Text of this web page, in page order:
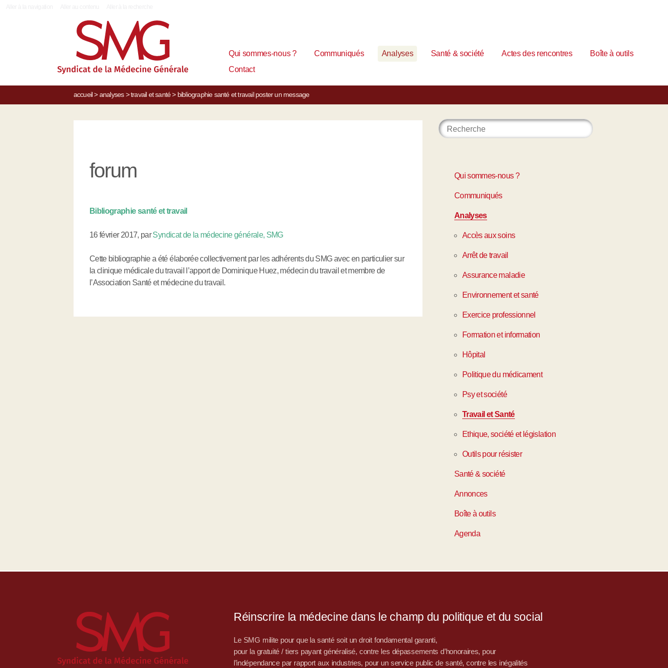
Qui sommes-nous ? Communiqués Analyses Santé & société Actes des rencontres
Boîte à outils
Contact
accueil> analyses> travail et santé> bibliographie santé et travail poster un message
forum
Bibliographie santé et travail
16 février 2017, parSyndicat de la médecine générale, SMG
Cette bibliographie a été élaborée collectivement par les adhérents du SMG avec en particulier sur
la clinique médicale du travail l’apport de Dominique Huez, médecin du travail et membre de
l’Association Santé et médecine du travail.
Qui sommes-nous ?
Communiqués
Analyses
Accès aux soins
Arrêt de travail
Assurance maladie
Environnement et santé
Exercice professionnel
Formation et information
Hôpital
Politique du médicament
Psy et société
Travail et Santé
Ethique, société et législation
Outils pour résister
Santé & société
Annonces
Boîte à outils
Agenda
Réinscrire la médecine dans le champ du politique et du social
Le SMG milite pour que la santé soit un droit fondamental garanti,
pour la gratuité / tiers payant généralisé, contre les dépassements d’honoraires, pour
l’indépendance par rapport aux industries, pour un service public de santé, contre les inégalités